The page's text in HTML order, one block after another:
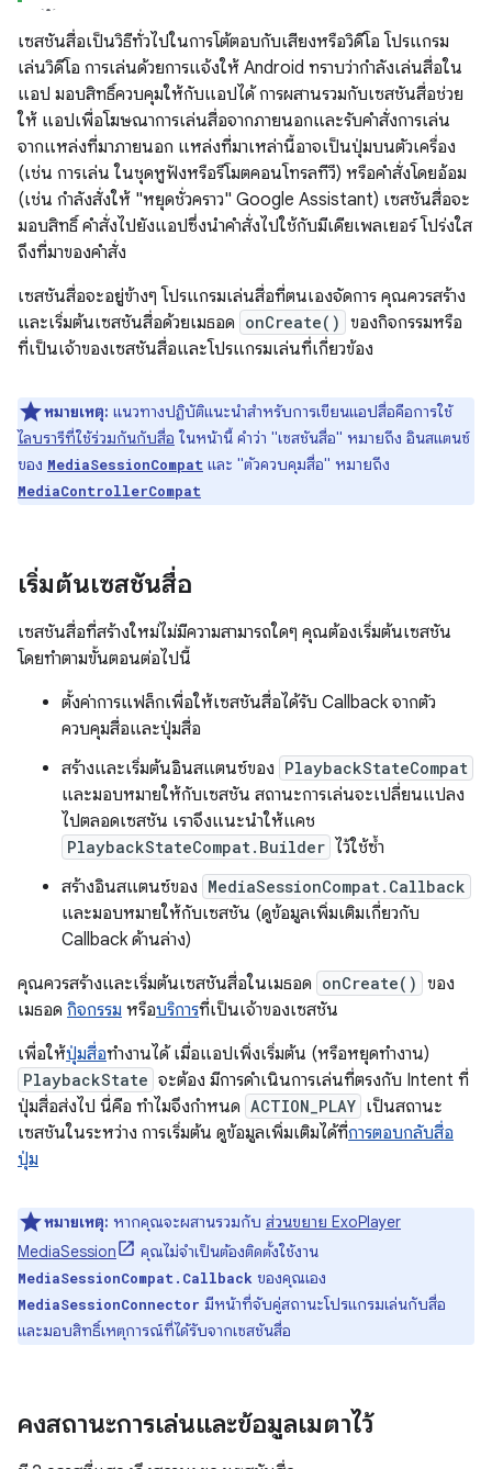
เซสชันสื่อเป็นวิธีทั่วไปในการโต้ตอบกับเสียงหรือวิดีโอ โปรแกรม
เล่นวิดีโอ การเล่นด้วยการแจ้งให้ Android ทราบว่ากำลังเล่นสื่อใน
แอป มอบสิทธิ์ควบคุมให้กับแอปได้ การผสานรวมกับเซสชันสื่อช่วย
ให้ แอปเพื่อโฆษณาการเล่นสื่อจากภายนอกและรับคำสั่งการเล่น
จากแหล่งที่มาภายนอก แหล่งที่มาเหล่านี้อาจเป็นปุ่มบนตัวเครื่อง
(เช่น การเล่น ในชุดหูฟังหรือรีโมตคอนโทรลทีวี) หรือคำสั่งโดยอ้อม
(เช่น กำลังสั่งให้ "หยุดชั่วคราว" Google Assistant) เซสชันสื่อจะ
มอบสิทธิ์ คำสั่งไปยังแอปซึ่งนำคำสั่งไปใช้กับมีเดียเพลเยอร์ โปร่งใส
ถึงที่มาของคำสั่ง
เซสชันสื่อจะอยู่ข้างๆ โปรแกรมเล่นสื่อที่ตนเองจัดการ คุณควรสร้าง
และเริ่มต้นเซสชันสื่อด้วยเมธอด onCreate() ของกิจกรรมหรือ
ที่เป็นเจ้าของเซสชันสื่อและโปรแกรมเล่นที่เกี่ยวข้อง
หมายเหตุ: แนวทางปฏิบัติแนะนำสำหรับการเขียนแอปสื่อคือการใช้
ไลบรารีที่ใช้ร่วมกันกับสื่อ ในหน้านี้ คำว่า "เซสชันสื่อ" หมายถึง อินสแตนซ์
ของ MediaSessionCompat และ "ตัวควบคุมสื่อ" หมายถึง
MediaControllerCompat
เริ่มต้นเซสชันสื่อ
เซสชันสื่อที่สร้างใหม่ไม่มีความสามารถใดๆ คุณต้องเริ่มต้นเซสชัน
โดยทำตามขั้นตอนต่อไปนี้
ตั้งค่าการแฟล็กเพื่อให้เซสชันสื่อได้รับ Callback จากตัว
ควบคุมสื่อและปุ่มสื่อ
สร้างและเริ่มต้นอินสแตนซ์ของ PlaybackStateCompat
และมอบหมายให้กับเซสชัน สถานะการเล่นจะเปลี่ยนแปลง
ไปตลอดเซสชัน เราจึงแนะนำให้แคช
PlaybackStateCompat.Builder ไว้ใช้ซ้ำ
สร้างอินสแตนซ์ของ MediaSessionCompat.Callback
และมอบหมายให้กับเซสชัน (ดูข้อมูลเพิ่มเติมเกี่ยวกับ
Callback ด้านล่าง)
คุณควรสร้างและเริ่มต้นเซสชันสื่อในเมธอด onCreate() ของ
เมธอด กิจกรรม หรือบริการที่เป็นเจ้าของเซสชัน
เพื่อให้ปุ่มสื่อทำงานได้ เมื่อแอปเพิ่งเริ่มต้น (หรือหยุดทำงาน)
PlaybackState จะต้อง มีการดำเนินการเล่นที่ตรงกับ Intent ที่
ปุ่มสื่อส่งไป นี่คือ ทำไมจึงกำหนด ACTION_PLAY เป็นสถานะ
เซสชันในระหว่าง การเริ่มต้น ดูข้อมูลเพิ่มเติมได้ที่การตอบกลับสื่อ
ปุ่ม
หมายเหตุ: หากคุณจะผสานรวมกับ ส่วนขยาย ExoPlayer
MediaSession
คุณไม่จำเป็นต้องติดตั้งใช้งาน
MediaSessionCompat.Callback ของคุณเอง
MediaSessionConnector มีหน้าที่จับคู่สถานะโปรแกรมเล่นกับสื่อ
และมอบสิทธิ์เหตุการณ์ที่ได้รับจากเซสชันสื่อ
คงสถานะการเล่นและข้อมูลเมตาไว้